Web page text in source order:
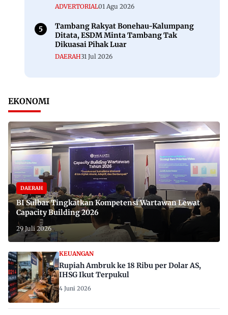
ADVERTORIAL01 Agu 2026
Tambang Rakyat Bonehau-Kalumpang
Ditata, ESDM Minta Tambang Tak
Dikuasai Pihak Luar
DAERAH31 Jul 2026
EKONOMI
DAERAH
BI Sulbar Tingkatkan Kompetensi Wartawan Lewat
Capacity Building 2026
29 Juli 2026
KEUANGAN
Rupiah Ambruk ke 18 Ribu per Dolar AS,
IHSG Ikut Terpukul
4 Juni 2026